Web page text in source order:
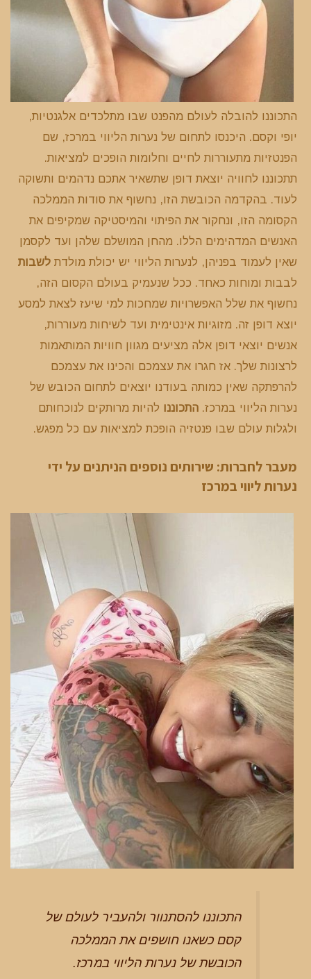
התכוננו להובלה לעולם מהפנט שבו מתלכדים אלגנטיות,
יופי וקסם. היכנסו לתחום של נערות הליווי במרכז, שם
הפנטזיות מתעוררות לחיים וחלומות הופכים למציאות.
תתכוננו לחוויה יוצאת דופן שתשאיר אתכם נדהמים ותשוקה
לעוד. בהקדמה הכובשת הזו, נחשוף את סודות הממלכה
הקסומה הזו, ונחקור את הפיתוי והמיסטיקה שמקיפים את
האנשים המדהימים הללו. מהחן המושלם שלהן ועד לקסמן
שאין לעמוד בפניהן, לנערות הליווי יש יכולת מולדת לשבות
לבבות ומוחות כאחד. ככל שנעמיק בעולם הקסום הזה,
נחשוף את שלל האפשרויות שמחכות למי שיעז לצאת למסע
יוצא דופן זה. מזוגיות אינטימית ועד לשיחות מעוררות,
אנשים יוצאי דופן אלה מציעים מגוון חוויות המותאמות
לרצונות שלך. אז חגרו את עצמכם והכינו את עצמכם
להרפתקה שאין כמותה בעודנו יוצאים לתחום הכובש של
נערות הליווי במרכז. התכוננו להיות מרותקים לנוכחותם
ולגלות עולם שבו פנטזיה הופכת למציאות עם כל מפגש.
מעבר לחברות: שירותים נוספים הניתנים על ידי
נערות ליווי במרכז
התכוננו להסתנוור ולהעביר לעולם של
קסם כשאנו חושפים את הממלכה
הכובשת של נערות הליווי במרכז.